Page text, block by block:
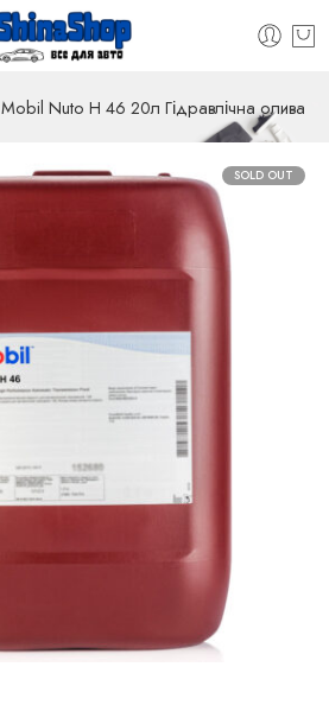
Mobil Nuto H 46 20л Гідравлічна олива
SOLD OUT